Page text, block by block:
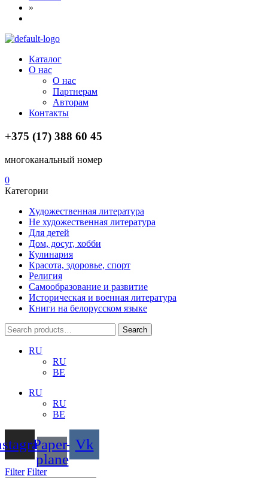
»
Menu
Каталог
О нас
О нас
Партнерам
Авторам
Контакты
+375 (17) 388 60 45
многоканальный номер
0
Категории
Художественная литература
Не художественная литература
Для детей
Дом, досуг, хобби
Кулинария
Красота, здоровье, спорт
Религия
Самообразование и развитие
Историческая и военная литература
Книги на белорусском языке
Search
for:
Search
RU
RU
BE
RU
RU
BE
Paper-
plane
Vk
Filter Filter